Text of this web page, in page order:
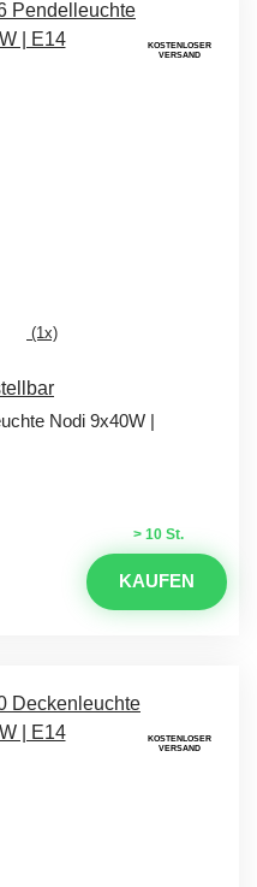
KOSTENLOSER
VERSAND
(1x)
Nodi 9x40W |
> 10 St.
KAUFEN
KOSTENLOSER
VERSAND